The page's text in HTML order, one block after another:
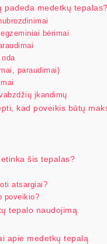
padeda medetkų tepalas?
bėrimai
paraudimai)
įkandimų
kad poveikis būtų
šis tepalas?
atsargiai?
poveikio?
tepalo naudojimą
apie medetkų tepalą